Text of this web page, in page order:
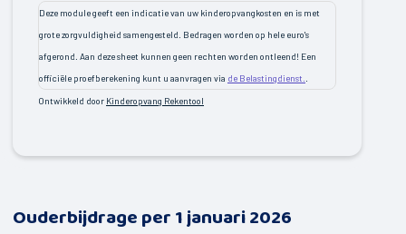
Deze module geeft een indicatie van uw kinderopvangkosten en is met
grote zorgvuldigheid samengesteld. Bedragen worden op hele euro's
afgerond. Aan deze sheet kunnen geen rechten worden ontleend! Een
officiële proefberekening kunt u aanvragen via de Belastingdienst.
Ontwikkeld door Kinderopvang Rekentool
Ouderbijdrage per 1 januari 2026